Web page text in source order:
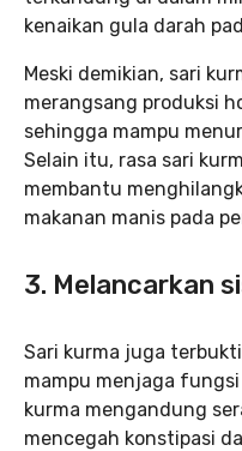
kenaikan gula darah
Meski demikian, sari
merangsang produksi
sehingga mampu
Selain itu, rasa sari
membantu
makanan manis pada
3. Melancarkan
Sari kurma juga
mampu menjaga
kurma mengandung
mencegah konstipasi